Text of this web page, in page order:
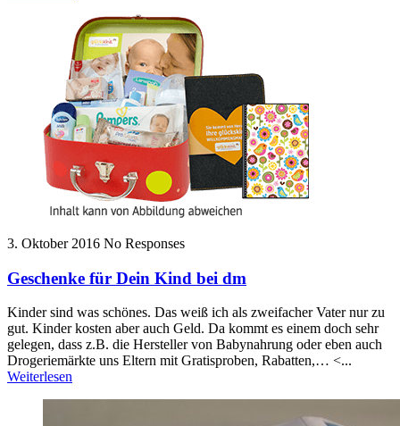
3. Oktober 2016 No Responses
Geschenke für Dein Kind bei dm
Kinder sind was schönes. Das weiß ich als zweifacher Vater nur zu
gut. Kinder kosten aber auch Geld. Da kommt es einem doch sehr
gelegen, dass z.B. die Hersteller von Babynahrung oder eben auch
Drogeriemärkte uns Eltern mit Gratisproben, Rabatten,… <...
Weiterlesen